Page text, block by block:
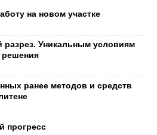
на новом участке
разрез. Уникальным условиям
ранее методов и средств
прогресс